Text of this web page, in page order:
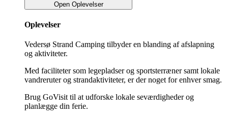
Open Oplevelser
Oplevelser
Vedersø Strand Camping tilbyder en blanding af afslapning
og aktiviteter.
Med faciliteter som legepladser og sportsterræner samt lokale
vandreruter og strandaktiviteter, er der noget for enhver smag.
Brug GoVisit til at udforske lokale seværdigheder og
planlægge din ferie.